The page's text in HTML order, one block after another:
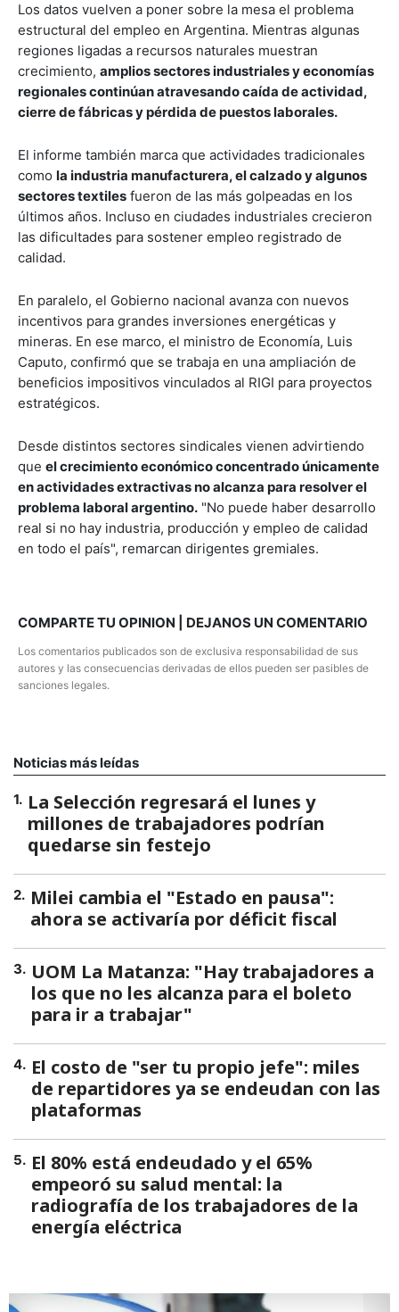
Los datos vuelven a poner sobre la mesa el problema
estructural del empleo en Argentina. Mientras algunas
regiones ligadas a recursos naturales muestran
crecimiento, amplios sectores industriales y economías
regionales continúan atravesando caída de actividad,
cierre de fábricas y pérdida de puestos laborales.
El informe también marca que actividades tradicionales
como la industria manufacturera, el calzado y algunos
sectores textiles fueron de las más golpeadas en los
últimos años. Incluso en ciudades industriales crecieron
las dificultades para sostener empleo registrado de
calidad.
En paralelo, el Gobierno nacional avanza con nuevos
incentivos para grandes inversiones energéticas y
mineras. En ese marco, el ministro de Economía, Luis
Caputo, confirmó que se trabaja en una ampliación de
beneficios impositivos vinculados al RIGI para proyectos
estratégicos.
Desde distintos sectores sindicales vienen advirtiendo
que el crecimiento económico concentrado únicamente
en actividades extractivas no alcanza para resolver el
problema laboral argentino. "No puede haber desarrollo
real si no hay industria, producción y empleo de calidad
en todo el país", remarcan dirigentes gremiales.
COMPARTE TU OPINION | DEJANOS UN COMENTARIO
Los comentarios publicados son de exclusiva responsabilidad de sus
autores y las consecuencias derivadas de ellos pueden ser pasibles de
sanciones legales.
Noticias más leídas
1. La Selección regresará el lunes y
millones de trabajadores podrían
quedarse sin festejo
2. Milei cambia el "Estado en pausa":
ahora se activaría por déficit fiscal
3. UOM La Matanza: "Hay trabajadores a
los que no les alcanza para el boleto
para ir a trabajar"
4. El costo de "ser tu propio jefe": miles
de repartidores ya se endeudan con las
plataformas
5. El 80% está endeudado y el 65%
empeoró su salud mental: la
radiografía de los trabajadores de la
energía eléctrica